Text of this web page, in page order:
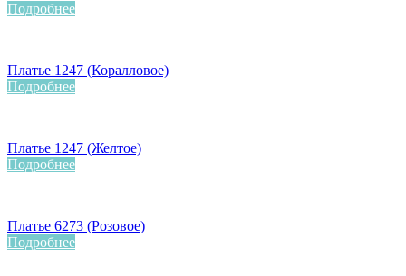
Подробнее
Платье 1247 (Коралловое)
Подробнее
Платье 1247 (Желтое)
Подробнее
Платье 6273 (Розовое)
Подробнее